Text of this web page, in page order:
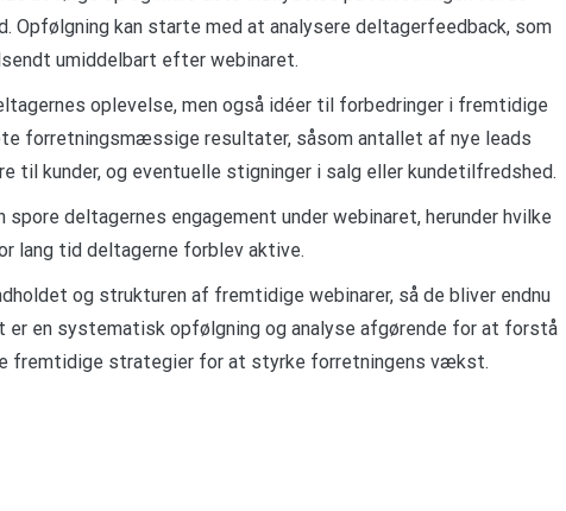
Opfølgning kan starte med at analysere deltagerfeedback, som
umiddelbart efter webinaret.
oplevelse, men også idéer til forbedringer i fremtidige
forretningsmæssige resultater, såsom antallet af nye leads
til kunder, og eventuelle stigninger i salg eller kundetilfredshed.
deltagernes engagement under webinaret, herunder hvilke
lang tid deltagerne forblev aktive.
og strukturen af fremtidige webinarer, så de bliver endnu
en systematisk opfølgning og analyse afgørende for at forstå
fremtidige strategier for at styrke forretningens vækst.